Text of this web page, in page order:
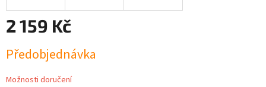
2 159 Kč
cena:
Předobjednávka
Možnosti doručení